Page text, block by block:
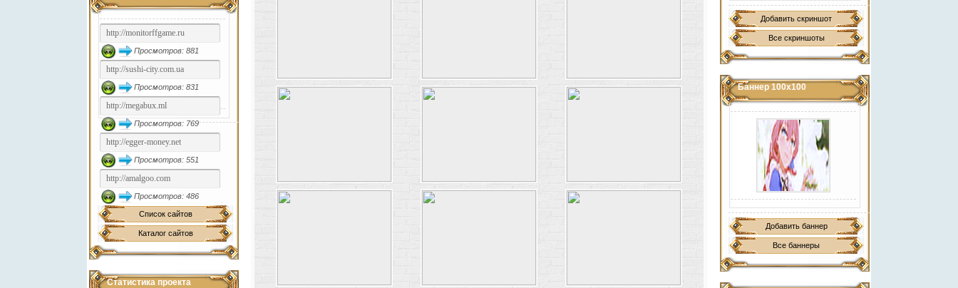
Просмотров: 881
Просмотров: 831
Просмотров: 769
Просмотров: 551
Просмотров: 486
Список сайтов
Каталог сайтов
Статистика проекта
Добавить скриншот
Все скриншоты
Баннер 100х100
Добавить баннер
Все баннеры